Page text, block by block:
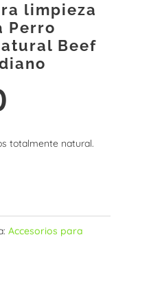
limpieza
Perro
Beef
totalmente natural.
Accesorios para